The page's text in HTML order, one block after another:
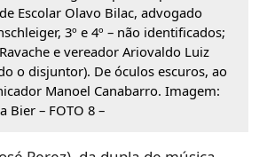
Escolar Olavo Bilac, advogado
3º e 4º – não identificados;
e vereador Ariovaldo Luiz
o disjuntor). De óculos escuros, ao
Manoel Canabarro. Imagem:
Bier – FOTO 8 –